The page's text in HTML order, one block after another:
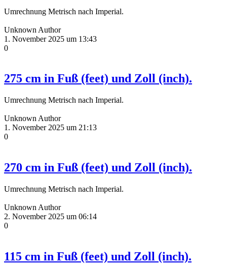
Umrechnung Metrisch nach Imperial.
Unknown Author
1. November 2025 um 13:43
0
275 cm in Fuß (feet) und Zoll (inch).
Umrechnung Metrisch nach Imperial.
Unknown Author
1. November 2025 um 21:13
0
270 cm in Fuß (feet) und Zoll (inch).
Umrechnung Metrisch nach Imperial.
Unknown Author
2. November 2025 um 06:14
0
115 cm in Fuß (feet) und Zoll (inch).